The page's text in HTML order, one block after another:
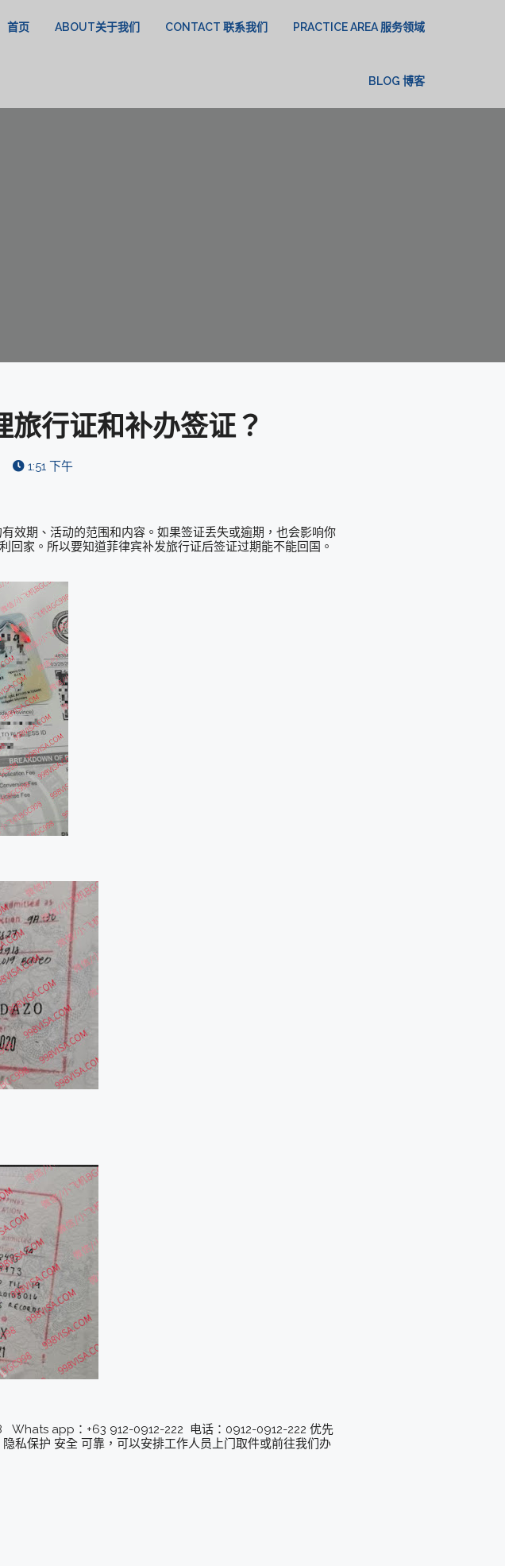
首页 ABOUT关于我们 CONTACT 联系我们 PRACTICE AREA 服务领域
BLOG 博客
行证和补办签证？
1:51 下午
效期、活动的范围和内容。如果签证丢失或逾期，也会影响你
家。所以要知道菲律宾补发旅行证后签证过期能不能回国。
Whats app：+63 912-0912-222 电话：0912-0912-222 优先
私保护 安全 可靠，可以安排工作人员上门取件或前往我们办